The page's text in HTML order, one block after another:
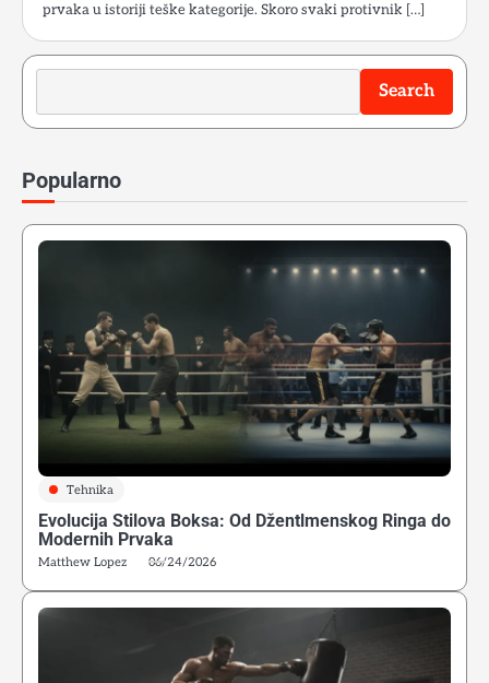
prvaka u istoriji teške kategorije. Skoro svaki protivnik […]
Search
Search
Popularno
Tehnika
Evolucija Stilova Boksa: Od Džentlmenskog Ringa do
Modernih Prvaka
Matthew Lopez 06/24/2026